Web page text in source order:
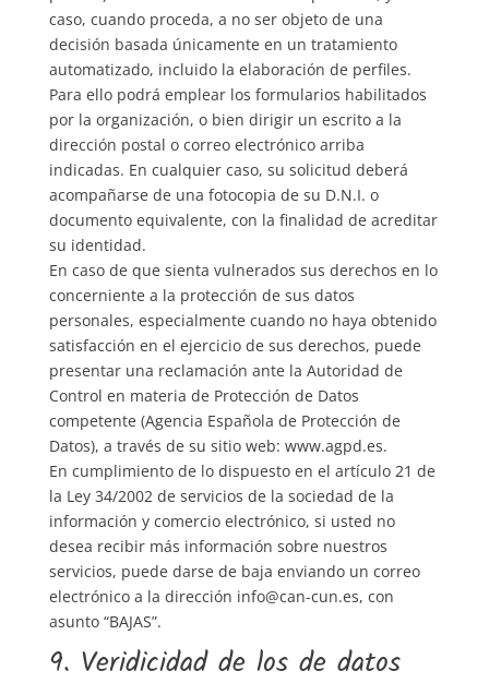
caso, cuando proceda, a no ser objeto de una
decisión basada únicamente en un tratamiento
automatizado, incluido la elaboración de perfiles.
Para ello podrá emplear los formularios habilitados
por la organización, o bien dirigir un escrito a la
dirección postal o correo electrónico arriba
indicadas. En cualquier caso, su solicitud deberá
acompañarse de una fotocopia de su D.N.I. o
documento equivalente, con la finalidad de acreditar
su identidad.
En caso de que sienta vulnerados sus derechos en lo
concerniente a la protección de sus datos
personales, especialmente cuando no haya obtenido
satisfacción en el ejercicio de sus derechos, puede
presentar una reclamación ante la Autoridad de
Control en materia de Protección de Datos
competente (Agencia Española de Protección de
Datos), a través de su sitio web: www.agpd.es.
En cumplimiento de lo dispuesto en el artículo 21 de
la Ley 34/2002 de servicios de la sociedad de la
información y comercio electrónico, si usted no
desea recibir más información sobre nuestros
servicios, puede darse de baja enviando un correo
electrónico a la dirección info@can-cun.es, con
asunto “BAJAS”.
9. Veridicidad de los de datos